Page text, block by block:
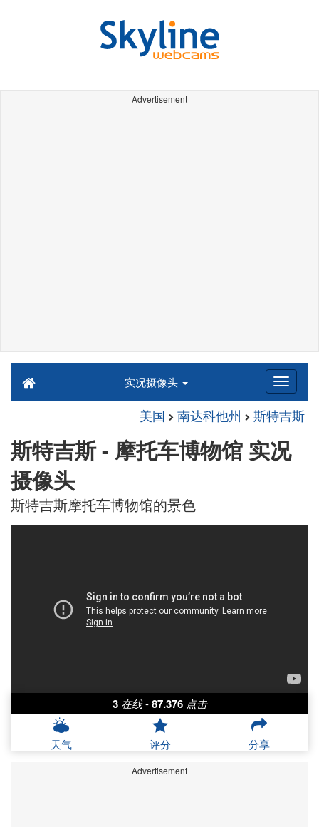
Advertisement
实况摄像头
美国 南达科他州 斯特吉斯
斯特吉斯 - 摩托车博物馆 实况
摄像头
斯特吉斯摩托车博物馆的景色
3 在线 - 87.376 点击
天气 评分 分享
Advertisement